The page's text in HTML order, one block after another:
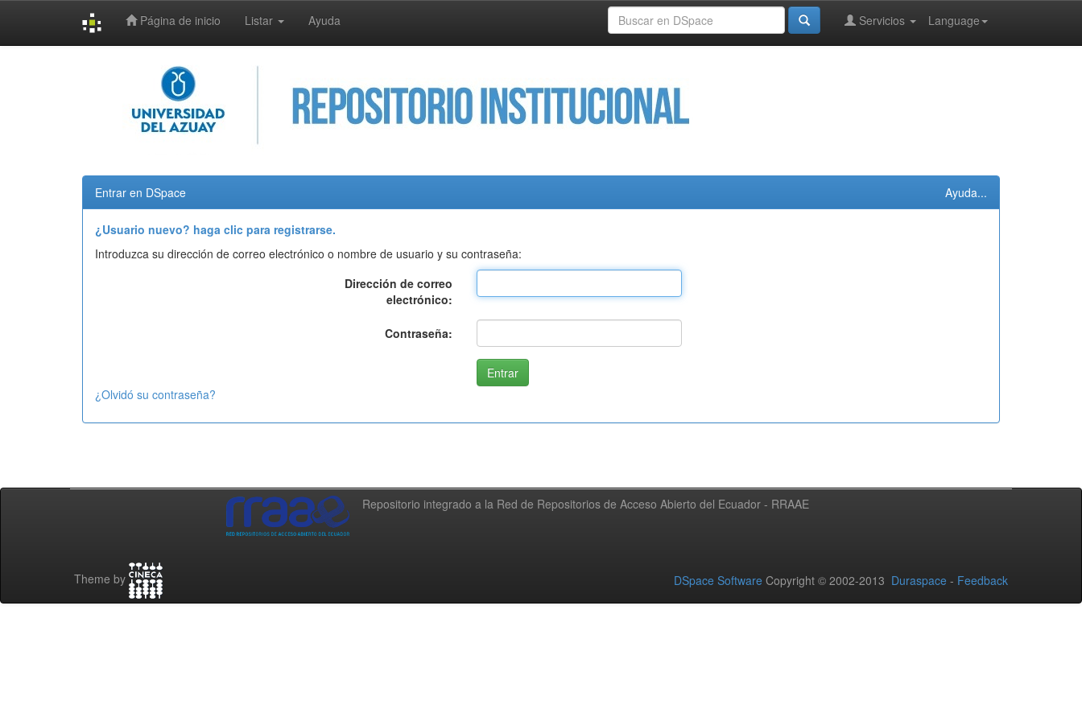
Página de inicio Listar Ayuda Language
Servicios
Entrar en DSpace Ayuda...
¿Usuario nuevo? haga clic para registrarse.
Introduzca su dirección de correo electrónico o nombre de usuario y su contraseña:
Dirección de correo
electrónico:
Contraseña:
¿Olvidó su contraseña?
Repositorio integrado a la Red de Repositorios de Acceso Abierto del Ecuador - RRAAE
Theme by DSpace Software Copyright © 2002-2013 Duraspace - Feedback